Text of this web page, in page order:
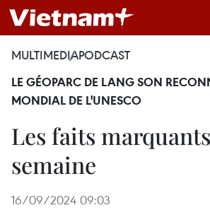
MULTIMEDIAPODCAST
LE GÉOPARC DE LANG SON
MONDIAL DE L'UNESCO
Les faits
semaine
16/09/2024 09:03